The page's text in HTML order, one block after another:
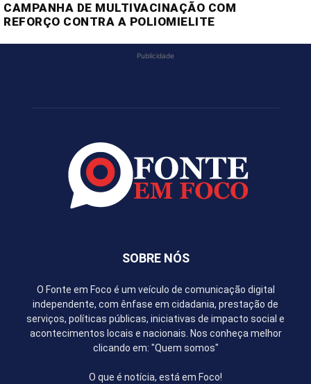
CAMPANHA DE MULTIVACINAÇÃO COM
REFORÇO CONTRA A POLIOMIELITE
Publicidade
SOBRE NÓS
O Fonte em Foco é um veículo de comunicação digital
independente, com ênfase em cidadania, prestação de
serviços, políticas públicas, iniciativas de impacto social e
acontecimentos locais e nacionais. Nos conheça melhor
clicando em: "Quem somos"
O que é notícia, está em Foco!